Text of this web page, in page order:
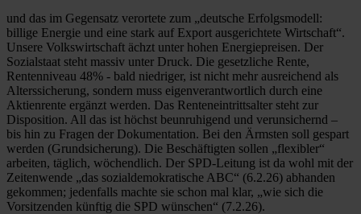
und das im Gegensatz verortete zum „deutsche Erfolgsmodell:
billige Energie und eine stark auf Export ausgerichtete Wirtschaft“.
Unsere Volkswirtschaft ächzt unter hohen Energiepreisen. Der
Sozialstaat steht massiv unter Druck. Die gesetzliche Rente,
Rentenniveau 48% - bald niedriger, ist nicht mehr ausreichend als
Alterssicherung, sondern muss eigenverantwortlich durch eine
Aktienrente ergänzt werden. Das Renteneintrittsalter steht zur
Disposition. All das ist höchst beunruhigend und verunsichernd –
bis hin zu Fragen der Dokumentation. Bei den Ärmsten soll gespart
werden (Grundsicherung). Die Beschäftigten sollen „flexibler“
arbeiten, täglich, wöchendlich. Der SPD-Leitung ist da wohl mit der
Zeitenwende „das sozialdemokratische ABC“ (6.2.26) abhanden
gekommen; jedenfalls machte sie schon mal klar, „wie sich die
Vorsitzenden künftig die SPD wünschen“ (7.2.26).